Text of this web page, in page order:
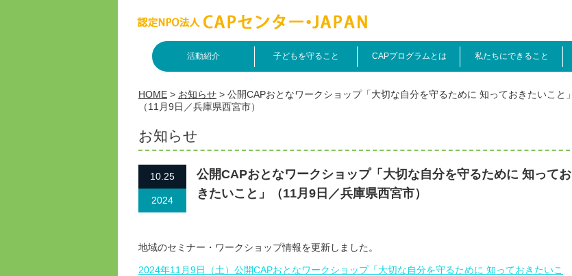
活動紹介 子どもを守ること CAPプログラムとは 私たちにできること
HOME > お知らせ > 公開CAPおとなワークショップ「大切な自分を守るために 知っておきたいこと」
（11月9日／兵庫県西宮市）
お知らせ
10.25
2024
公開CAPおとなワークショップ「大切な自分を守るために 知ってお
きたいこと」（11月9日／兵庫県西宮市）
地域のセミナー・ワークショップ情報を更新しました。
2024年11月9日（土）公開CAPおとなワークショップ「大切な自分を守るために 知っておきたいこ